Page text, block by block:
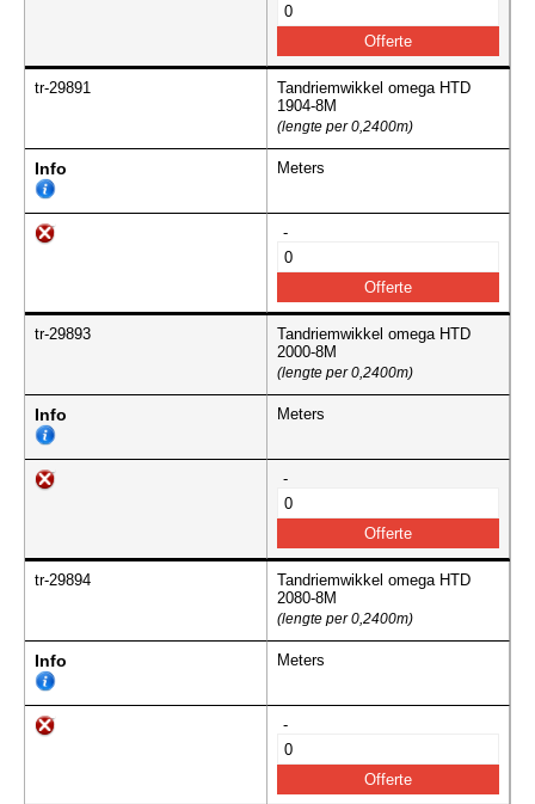
tr-29891
Tandriemwikkel omega HTD
1904-8M
(lengte per 0,2400m)
Info Meters
-
tr-29893
Tandriemwikkel omega HTD
2000-8M
(lengte per 0,2400m)
Info Meters
-
tr-29894
Tandriemwikkel omega HTD
2080-8M
(lengte per 0,2400m)
Info Meters
-